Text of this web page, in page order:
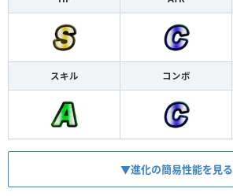
スキル コンボ
▼進化の簡易性能を見る